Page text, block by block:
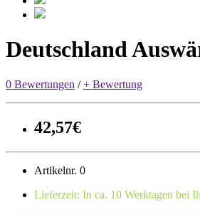
Deutschland
0 Bewertungen /+ Bewertung
42,57€
Artikelnr. 0
Lieferzeit: In ca. 10 Werktagen bei